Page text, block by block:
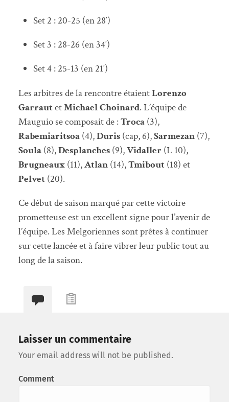
Set 2 : 20-25 (en 28′)
Set 3 : 28-26 (en 34′)
Set 4 : 25-13 (en 21′)
Les arbitres de la rencontre étaientLorenzo
Garraut etMichael Choinard. L’équipe de
Mauguio se composait de :Troca(3),
Rabemiaritsoa(4),Duris(cap, 6),Sarmezan(7),
Soula(8),Desplanches(9),Vidaller (L 10),
Brugneaux(11),Atlan(14),Tmibout (18) et
Pelvet (20).
Ce début de saison marqué par cette victoire
prometteuse est un excellent signe pour l’avenir de
l’équipe. Les Melgoriennes sont prêtes à continuer
sur cette lancée et à faire vibrer leur public tout au
long de la saison.
Laisser un commentaire
Your email address will not be published.
Comment